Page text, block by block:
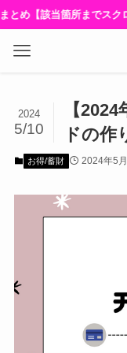
め【該当箇所までスクロ
【
ドの作
2024
5/10
お得/蓄財 2024年5